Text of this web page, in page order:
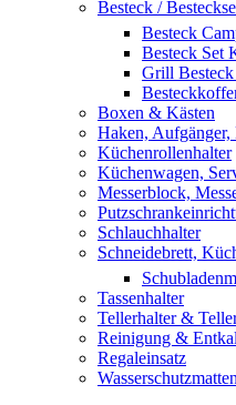
Besteck /
Besteck
Besteck Set
Grill Besteck
Boxen & Kästen
Haken, Aufgänger,
Küchenrollenhalter
Küchenwagen,
Messerblock,
Schlauchhalter
Schneidebrett,
Tassenhalter
Tellerhalter &
Reinigung &
Regaleinsatz
Wasserschutzmatten